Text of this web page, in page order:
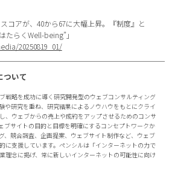
コアが、40から67に大幅上昇。『制度』と
たらくWell-being”」
20250819_01/
ついて
戦略を成功に導く研究開発型のウェブコンサルティング
や研究を重ね、研究結果によるノウハウをもとにクライ
、ウェブからの売上や成約をアップさせるためのコンサ
ブサイトの目的と目標を明確にするコンセプトワークか
、競合調査、企画提案、ウェブサイト制作など、ウェブ
に支援しています。ペンシルは「インターネットの力で
理念に掲げ、常に新しいインターネットの可能性に向け